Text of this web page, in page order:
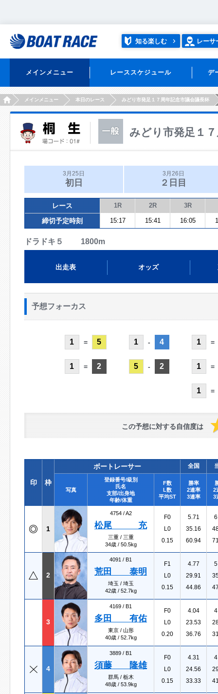
知る楽しむ レーサ
メインメニュー レーススケジュール デ
HOMEメインメニュー 本日のレース みどり市発足１７周年記念市議会議長杯
みどり市発足１
3月25日
初日
3月26日
２日目
レース 1R 2R 3R
締切予定時刻 15:17 15:41 16:05
ドラドキ５ 1800m
出走表 オッズ
予想フォーカス
1 = 5
1 = 2
1 - 4
5 - 2
1 =
1 =
1 =
この予想に対する自信度は
印 枠
ボートレーサー 全国
写真
登録番号/級別
氏名
支部/出身地
年齢/体重
F数
L数
平均ST
勝率
2連率
3連率
2
3
1
4754 /A2
松尾 充
三重 / 三重
34歳 / 50.5kg
F0
L0
0.15
5.71
35.16
60.94
2
4091 / B1
荒田 泰明
埼玉 / 埼玉
42歳 / 52.7kg
F1
L0
0.15
4.77
29.91
44.86
3
4169 / B1
多田 有佑
東京 / 山形
40歳 / 52.7kg
F0
L0
0.20
4.04
23.53
36.76
4
3889 / B1
須藤 隆雄
群馬 / 栃木
48歳 / 53.9kg
F0
L0
0.15
4.31
24.56
33.33